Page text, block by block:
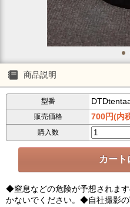
商品説明
型番
販売価格 700円(内
購入数
◆窒息などの危険が予想されま
かないでください。◆自社撮影